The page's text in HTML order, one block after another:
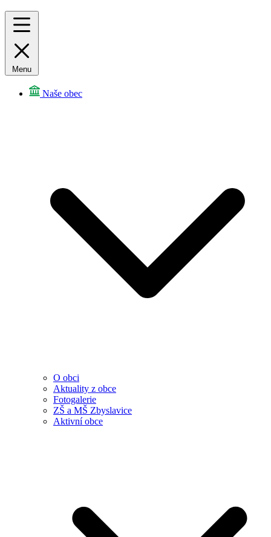
Menu
Naše obec
O obci
Aktuality z obce
Fotogalerie
ZŠ a MŠ Zbyslavice
Aktivní obce